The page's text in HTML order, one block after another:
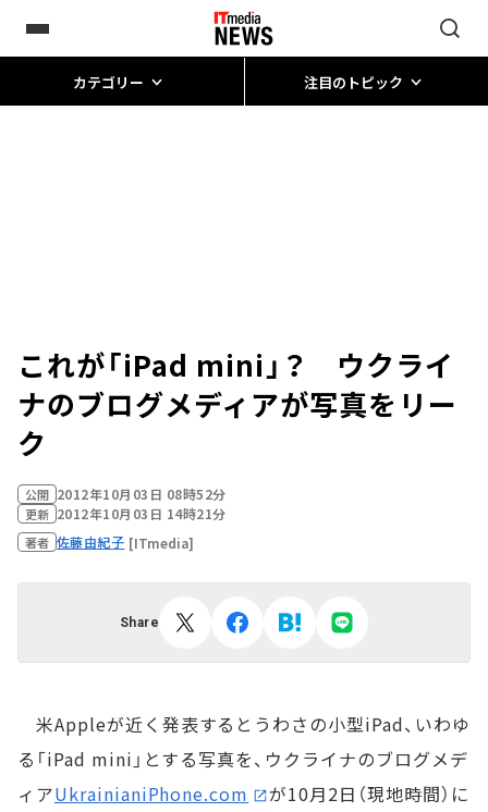
カテゴリー 注目のトピック
これが「iPad mini」？ ウクライ
ナのブログメディアが写真をリー
ク
公開 2012年10月03日 08時52分
更新 2012年10月03日 14時21分
著者 佐藤由紀子 [ITmedia]
Share
米Appleが近く発表するとうわさの小型iPad、いわゆ
る「iPad mini」とする写真を、ウクライナのブログメデ
ィアUkrainianiPhone.com
が10月2日（現地時間）に